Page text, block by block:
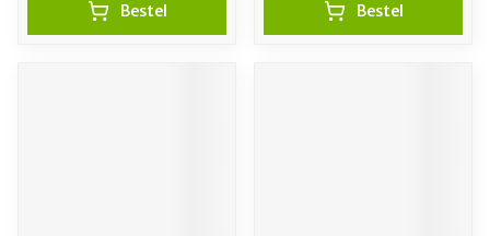
Bestel Bestel